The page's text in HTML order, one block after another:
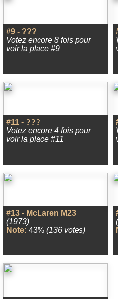
#9 - ???
Votez encore 8 fois pour
voir la place #9
#11 - ???
Votez encore 4 fois pour
voir la place #11
#13 - McLaren M23
(1973)
Note: 43% (136 votes)